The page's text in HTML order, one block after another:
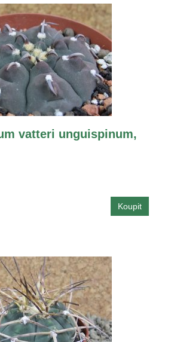
vatteri unguispinum,